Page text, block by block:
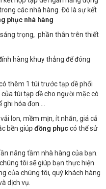
các nhà hàng. Đó là sự kết
phục nhà hàng
trọng, phần thân trên thiết
hàng khuy thẳng để đóng
thêm 1 túi trước tạp dề phối
túi tạp dề cho người mặc có
ghi hóa đơn….
lon, mềm mịn, ít nhăn, giá cả
bền giúp đồng phụccó thể sử
nâng tầm nhà hàng của bạn.
tôi sẽ giúp bạn thực hiện
của chúng tôi, quý khách hàng
dịch vụ.